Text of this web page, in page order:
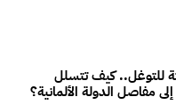
للتوغل.. كيف تتسلل
مفاصل الدولة الألمانية؟